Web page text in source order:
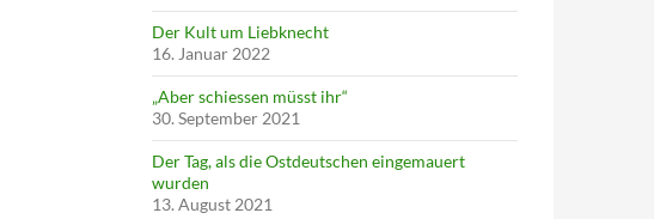
Der Kult um Liebknecht
16. Januar 2022
„Aber schiessen müsst ihr“
30. September 2021
Der Tag, als die Ostdeutschen eingemauert
wurden
13. August 2021